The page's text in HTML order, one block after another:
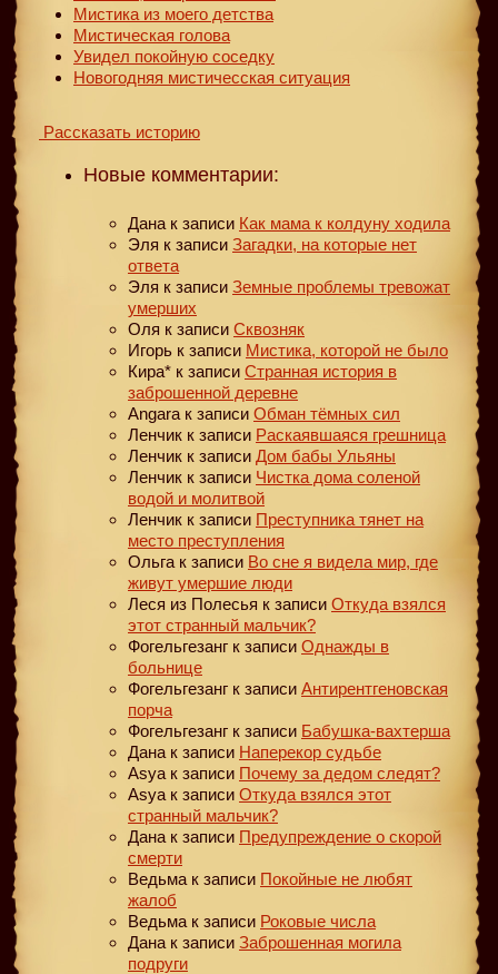
Мистика из моего детства
Мистическая голова
Увидел покойную соседку
Новогодняя мистичесская ситуация
Рассказать историю
Новые комментарии:
Дана к записи Как мама к колдуну ходила
Эля к записи Загадки, на которые нет
ответа
Эля к записи Земные проблемы тревожат
умерших
Оля к записи Сквозняк
Игорь к записи Мистика, которой не было
Кира* к записи Странная история в
заброшенной деревне
Angara к записи Обман тёмных сил
Ленчик к записи Раскаявшаяся грешница
Ленчик к записи Дом бабы Ульяны
Ленчик к записи Чистка дома соленой
водой и молитвой
Ленчик к записи Преступника тянет на
место преступления
Ольга к записи Во сне я видела мир, где
живут умершие люди
Леся из Полесья к записи Откуда взялся
этот странный мальчик?
Фогельгезанг к записи Однажды в
больнице
Фогельгезанг к записи Антирентгеновская
порча
Фогельгезанг к записи Бабушка-вахтерша
Дана к записи Наперекор судьбе
Asya к записи Почему за дедом следят?
Asya к записи Откуда взялся этот
странный мальчик?
Дана к записи Предупреждение о скорой
смерти
Ведьма к записи Покойные не любят
жалоб
Ведьма к записи Роковые числа
Дана к записи Заброшенная могила
подруги